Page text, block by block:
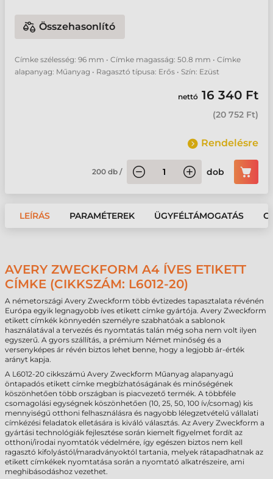
Összehasonlító
Címke szélesség: 96 mm • Címke magasság: 50.8 mm • Címke
alapanyag: Műanyag • Ragasztó típusa: Erős • Szín: Ezüst
nettó 16 340 Ft
(20 752 Ft)
Rendelésre
200 db / dob
LEÍRÁS PARAMÉTEREK ÜGYFÉLTÁMOGATÁS
AVERY ZWECKFORM A4 ÍVES ETIKETT
CÍMKE (CIKKSZÁM: L6012-20)
A németországi Avery Zweckform több évtizedes tapasztalata révénén
Európa egyik legnagyobb íves etikett címke gyártója. Avery Zweckform
etikett címkék könnyedén személyre szabhatóak a sablonok
használatával a tervezés és nyomtatás talán még soha nem volt ilyen
egyszerű. A gyors szállítás, a prémium Német minőség és a
versenyképes ár révén biztos lehet benne, hogy a legjobb ár-érték
arányt kapja.
A L6012-20 cikkszámú Avery Zweckform Műanyag alapanyagú
öntapadós etikett címke megbízhatóságának és minőségének
köszönhetően több országban is piacvezető termék. A többféle
csomagolási egységnek köszönhetően (10, 25, 50, 100 ív/csomag) kis
mennyiségű otthoni felhasználásra és nagyobb lélegzetvételű vállalati
címkézési feladatok elletására is kiváló választás. Az Avery Zweckform a
gyártási technológiák fejlesztése során kiemelt figyelmet fordít az
otthoni/irodai nyomtatók védelmére, így egészen biztos nem kell
ragasztó kifolyástól/maradványoktól tartania, melyek rátapadhatnak az
etikett címkékek nyomtatása során a nyomtató alkatrészeire, ami
meghibásodáshoz vezethet.